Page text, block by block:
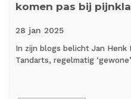
komen pas bij
28 jan 2025
In zijn blogs belicht Jan Henk
Tandarts, regelmatig